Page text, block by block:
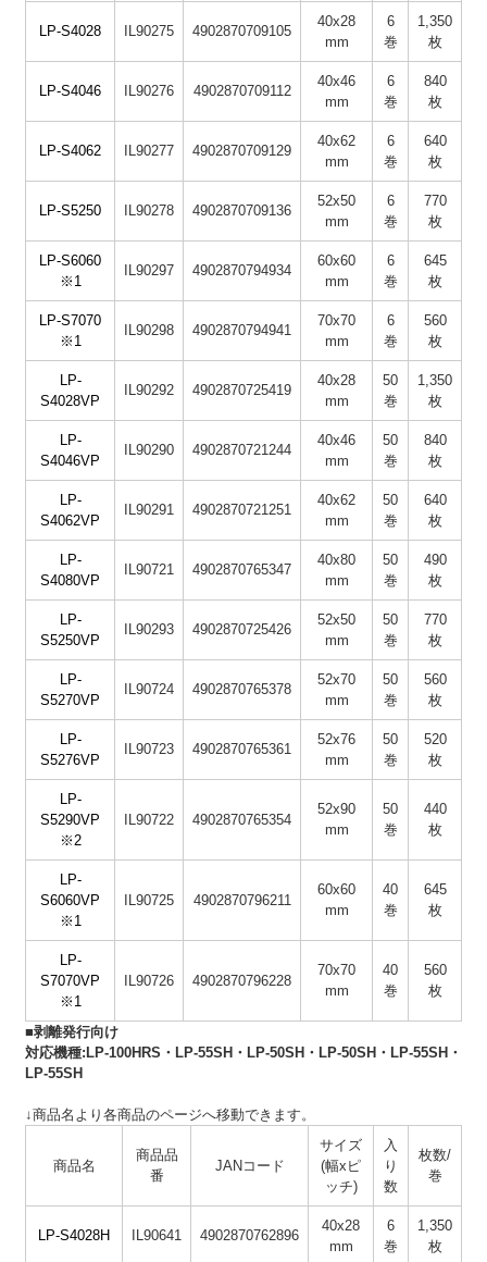
LP-S4028 IL90275 4902870709105
40x28
mm
6
巻
1,350
枚
LP-S4046 IL90276 4902870709112
40x46
mm
6
巻
840
枚
LP-S4062 IL90277 4902870709129
40x62
mm
6
巻
640
枚
LP-S5250 IL90278 4902870709136
52x50
mm
6
巻
770
枚
LP-S6060
※1
IL90297 4902870794934
60x60
mm
6
巻
645
枚
LP-S7070
※1
IL90298 4902870794941
70x70
mm
6
巻
560
枚
LP-
S4028VP
IL90292 4902870725419
40x28
mm
50
巻
1,350
枚
LP-
S4046VP
IL90290 4902870721244
40x46
mm
50
巻
840
枚
LP-
S4062VP
IL90291 4902870721251
40x62
mm
50
巻
640
枚
LP-
S4080VP
IL90721 4902870765347
40x80
mm
50
巻
490
枚
LP-
S5250VP
IL90293 4902870725426
52x50
mm
50
巻
770
枚
LP-
S5270VP
IL90724 4902870765378
52x70
mm
50
巻
560
枚
LP-
S5276VP
IL90723 4902870765361
52x76
mm
50
巻
520
枚
LP-
S5290VP
※2
IL90722 4902870765354
52x90
mm
50
巻
440
枚
LP-
S6060VP
※1
IL90725 4902870796211
60x60
mm
40
巻
645
枚
LP-
S7070VP
※1
IL90726 4902870796228
70x70
mm
40
巻
560
枚
■剥離発行向け
対応機種:LP-100HRS・LP-55SH・LP-50SH・LP-50SH・LP-55SH・
LP-55SH
↓商品名より各商品のページへ移動できます。
商品名
商品品
番
JANコード
サイズ
(幅xピ
ッチ)
入
り
数
枚数/
巻
LP-S4028H IL90641 4902870762896
40x28
mm
6
巻
1,350
枚